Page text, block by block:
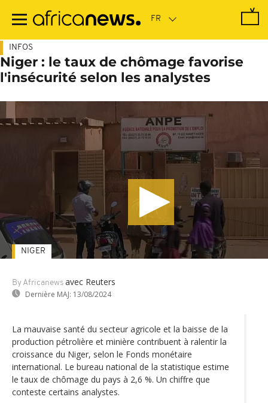
contenu
INFOS
Niger : le taux de chômage favorise
l'insécurité selon les analystes
By Africanews avec Reuters
Dernière MAJ: 13/08/2024
NIGER
La mauvaise santé du secteur agricole et la baisse de la
production pétrolière et minière contribuent à ralentir la
croissance du Niger, selon le Fonds monétaire
international. Le bureau national de la statistique estime
le taux de chômage du pays à 2,6 %. Un chiffre que
conteste certains analystes.